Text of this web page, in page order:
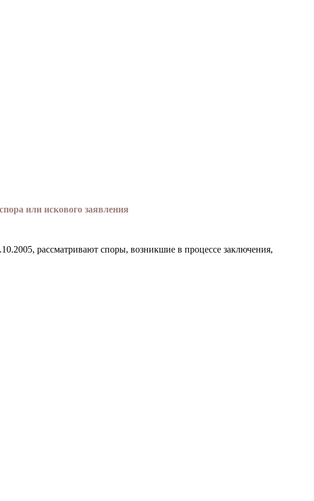
или искового заявления
рассма­тривают споры, возникшие в процессе заклю­чения,